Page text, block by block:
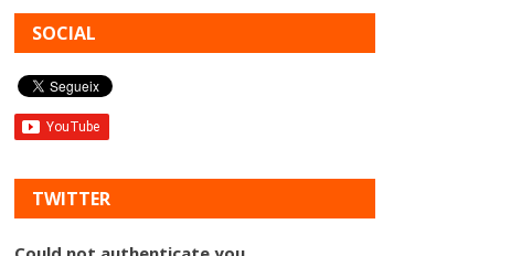
SOCIAL
TWITTER